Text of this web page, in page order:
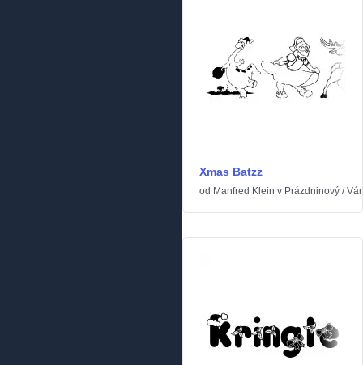
Xmas Batzz
od Manfred Klein v Prázdninový /